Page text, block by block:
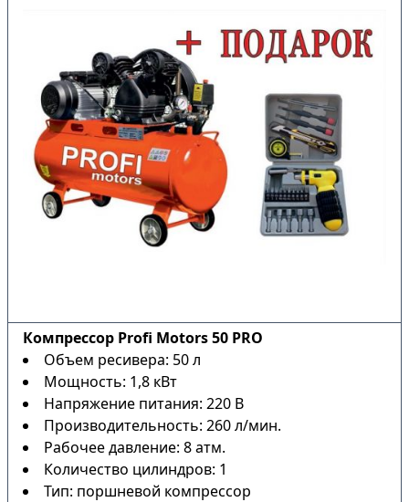
Компрессор Profi Motors 50 PRO
Объем ресивера: 50 л
Мощность: 1,8 кВт
Напряжение питания: 220 В
Производительность: 260 л/мин.
Рабочее давление: 8 атм.
Количество цилиндров: 1
Тип: поршневой компрессор